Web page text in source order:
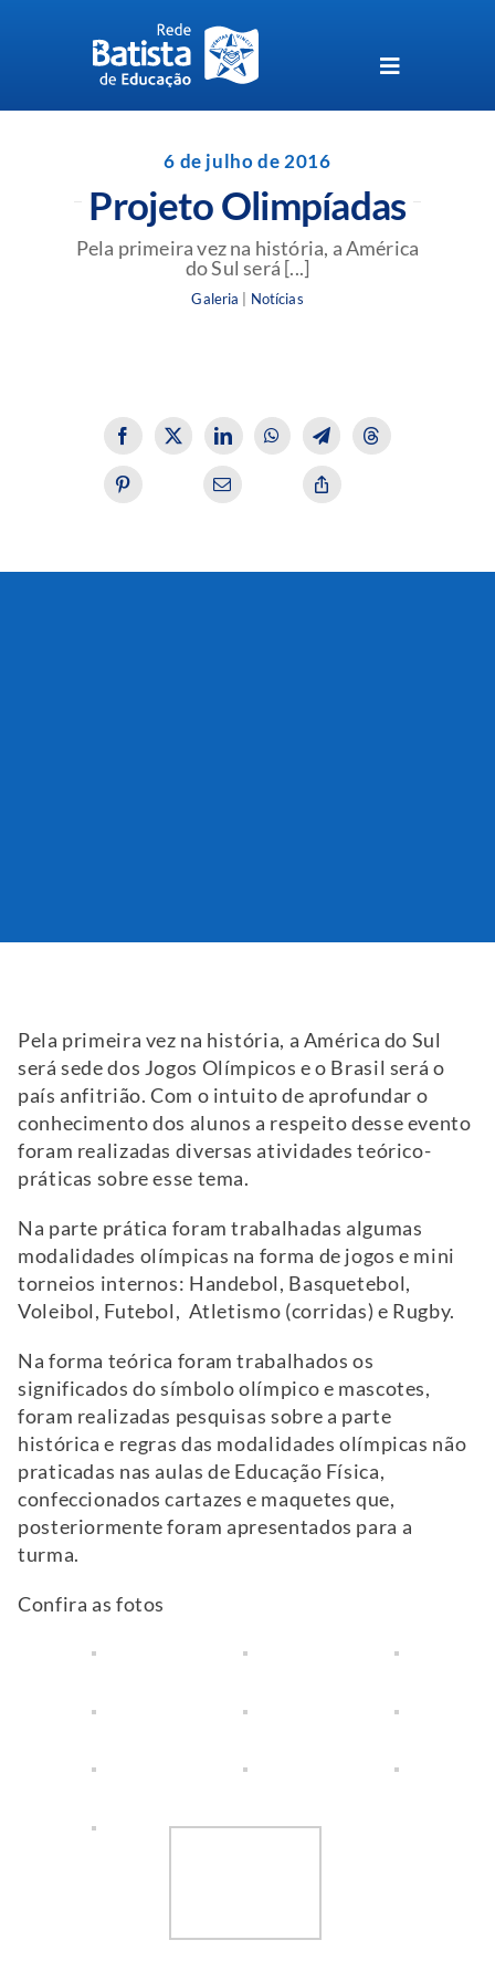
Toggle
Navigation
Perguntas Frequentes
Blog da Rede Batista
6 de julho de 2016
Projeto Olimpíadas
Pela primeira vez na história, a América
do Sul será [...]
Galeria Notícias
Pela primeira vez na história, a América do Sul
será sede dos Jogos Olímpicos e o Brasil será o
país anfitrião. Com o intuito de aprofundar o
conhecimento dos alunos a respeito desse evento
foram realizadas diversas atividades teórico-
práticas sobre esse tema.
Na parte prática foram trabalhadas algumas
modalidades olímpicas na forma de jogos e mini
torneios internos: Handebol, Basquetebol,
Voleibol, Futebol, Atletismo (corridas) e Rugby.
Na forma teórica foram trabalhados os
significados do símbolo olímpico e mascotes,
foram realizadas pesquisas sobre a parte
histórica e regras das modalidades olímpicas não
praticadas nas aulas de Educação Física,
confeccionados cartazes e maquetes que,
posteriormente foram apresentados para a
turma.
Confira as fotos